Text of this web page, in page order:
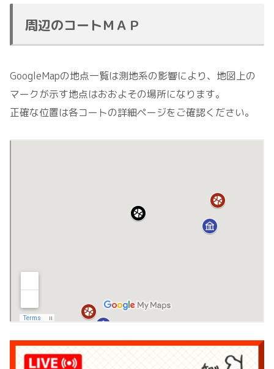
周辺のコートＭＡＰ
GoogleMapの地点一覧は測地系の影響により、地図上の
マークが示す地点はおおよその場所になります。
正確な位置は各コートの詳細ページをご確認ください。